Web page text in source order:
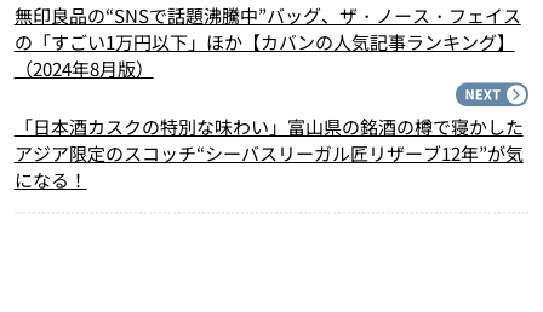
無印良品の“SNSで話題沸騰中”バッグ、ザ・ノース・フェイス
の「すごい1万円以下」ほか【カバンの人気記事ランキング】
（2024年8月版）
「日本酒カスクの特別な味わい」富山県の銘酒の樽で寝かした
アジア限定のスコッチ“シーバスリーガル匠リザーブ12年”が気
になる！